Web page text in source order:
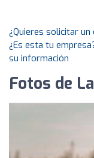
¿Quieres solicitar un
¿Es esta tu
su información
Fotos de